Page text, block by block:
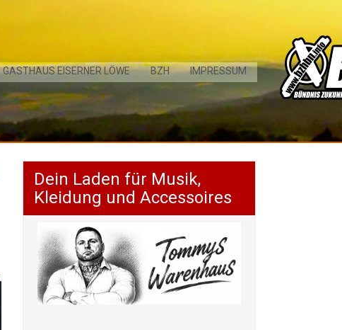
GASTHAUS EISERNER LÖWE BZH IMPRESSUM
Dein Laden für Musik,
Kleidung und Accessoires